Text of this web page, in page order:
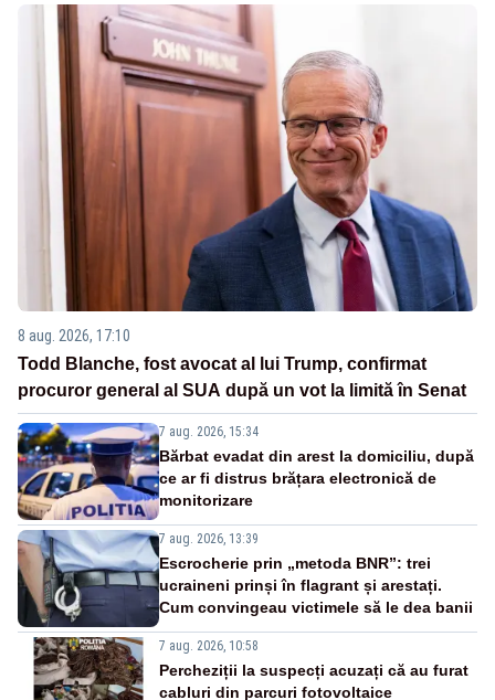
8 aug. 2026, 17:10
Todd Blanche, fost avocat al lui Trump, confirmat
procuror general al SUA după un vot la limită în Senat
7 aug. 2026, 15:34
Bărbat evadat din arest la domiciliu, după
ce ar fi distrus brățara electronică de
monitorizare
7 aug. 2026, 13:39
Escrocherie prin „metoda BNR”: trei
ucraineni prinși în flagrant și arestați.
Cum convingeau victimele să le dea banii
7 aug. 2026, 10:58
Percheziții la suspecți acuzați că au furat
cabluri din parcuri fotovoltaice